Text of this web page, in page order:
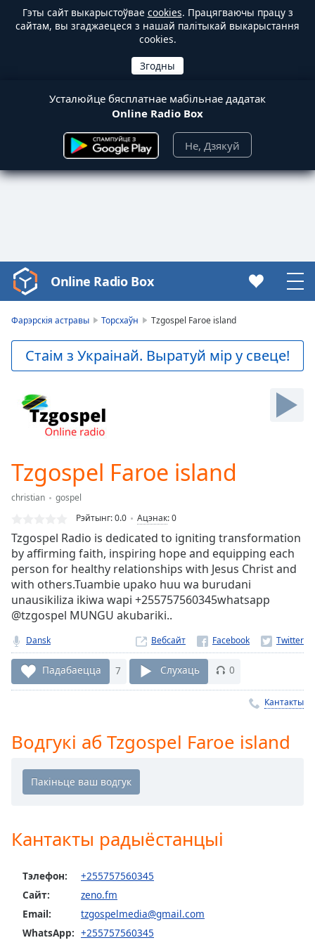
Гэты сайт выкарыстоўвае cookies. Працягваючы працу з
сайтам, вы згаджаецеся з нашай палітыкай выкарыстання
cookies.
Усталюйце бясплатнае мабільнае дадатак
Online Radio Box
Не, Дзякуй
Video
Player
Video
Skip
Backward
Current
Time0:00
-:-
0.00%
Stream
TypeLIVE
Seek to
live,
currently
behind
Remaining
Time-
Chapters
descriptions
selected
Subtitles
subtitles
settings,
Online Radio Box
Фарэрскія астравы Торсхаўн Tzgospel Faroe island
Стаім з Украінай. Выратуй мір у свеце!
Tzgospel Faroe island
christian
gospel
Рэйтынг:0.0 Ацэнак:0
Tzgospel Radio is dedicated to igniting transformation
by affirming faith, inspiring hope and equipping each
person for healthy relationships with Jesus Christ and
with others.Tuambie upako huu wa burudani
unausikiliza ikiwa wapi +255757560345whatsapp
@tzgospel MUNGU akubariki..
Dansk Вебсайт
Падабаецца 7 Слухаць 0
Кантакты
Водгукі аб Tzgospel Faroe island
Кантакты радыёстанцыі
Тэлефон:
+255757560345
Сайт:
zeno.fm
Email:
tzgospelmedia@gmail.com
WhatsApp: +255757560345